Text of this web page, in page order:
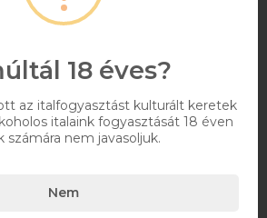
Sloe Gin 0.7l DRS
18 éves?
az italfogyasztást kulturált keretek
italaink fogyasztását 18 éven
számára nem javasoljuk.
Nem